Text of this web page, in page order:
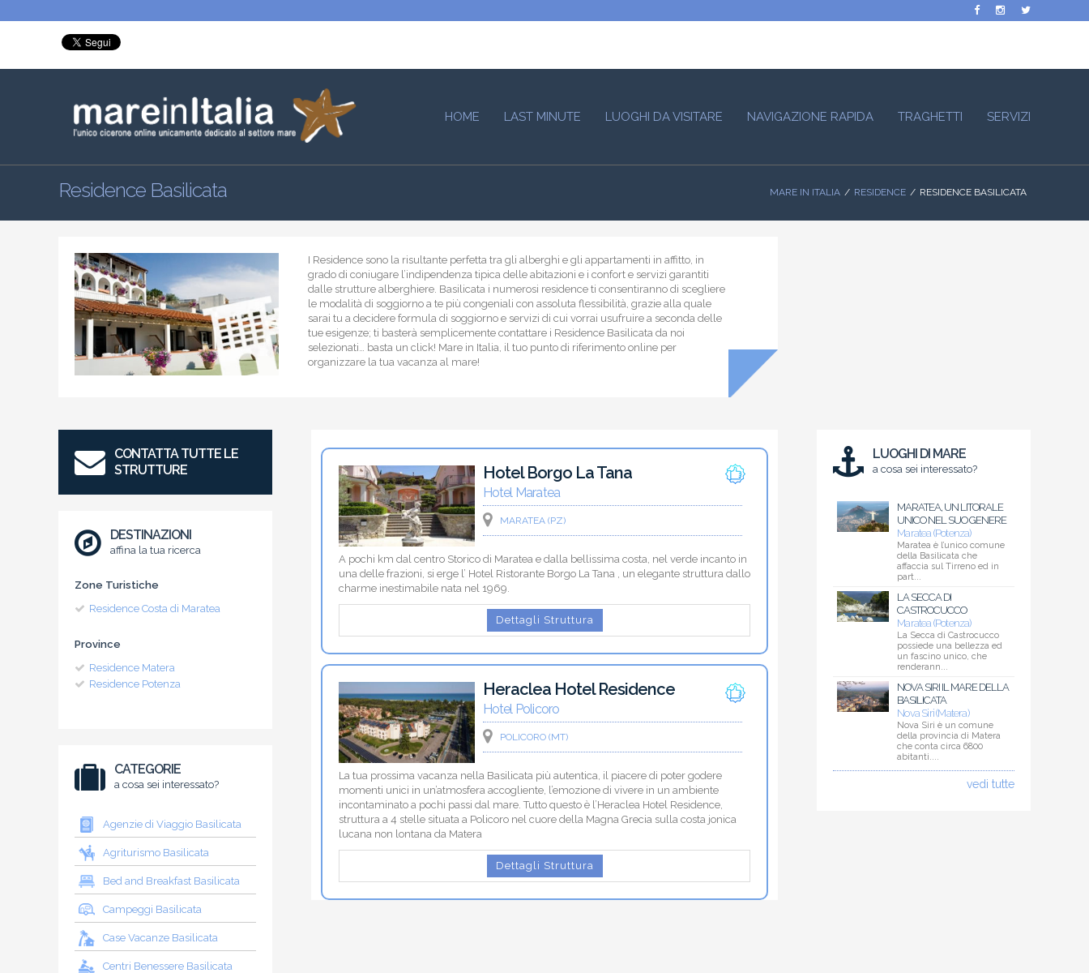
HOME LAST MINUTE LUOGHI DA VISITARE NAVIGAZIONE RAPIDA TRAGHETTI SERVIZI
Residence Basilicata MARE IN ITALIA RESIDENCE RESIDENCE BASILICATA
I Residence sono la risultante perfetta tra gli alberghi e gli appartamenti in affitto, in
grado di coniugare l’indipendenza tipica delle abitazioni e i confort e servizi garantiti
dalle strutture alberghiere. Basilicata i numerosi residence ti consentiranno di scegliere
le modalità di soggiorno a te più congeniali con assoluta flessibilità, grazie alla quale
sarai tu a decidere formula di soggiorno e servizi di cui vorrai usufruire a seconda delle
tue esigenze; ti basterà semplicemente contattare i Residence Basilicata da noi
selezionati… basta un click! Mare in Italia, il tuo punto di riferimento online per
organizzare la tua vacanza al mare!
CONTATTA TUTTE LE
STRUTTURE
DESTINAZIONI
affina la tua ricerca
Zone Turistiche
Residence Costa di Maratea
Province
Residence Matera
Residence Potenza
CATEGORIE
a cosa sei interessato?
Agenzie di Viaggio Basilicata
Agriturismo Basilicata
Bed and Breakfast Basilicata
Campeggi Basilicata
Case Vacanze Basilicata
Centri Benessere Basilicata
Hotel Borgo La Tana
Hotel Maratea
MARATEA (PZ)
A pochi km dal centro Storico di Maratea e dalla bellissima costa, nel verde incanto in
una delle frazioni, si erge l’ Hotel Ristorante Borgo La Tana , un elegante struttura dallo
charme inestimabile nata nel 1969.
Dettagli Struttura
Heraclea Hotel Residence
Hotel Policoro
POLICORO (MT)
La tua prossima vacanza nella Basilicata più autentica, il piacere di poter godere
momenti unici in un’atmosfera accogliente, l’emozione di vivere in un ambiente
incontaminato a pochi passi dal mare. Tutto questo è l’Heraclea Hotel Residence,
struttura a 4 stelle situata a Policoro nel cuore della Magna Grecia sulla costa jonica
lucana non lontana da Matera
Dettagli Struttura
LUOGHI DI MARE
a cosa sei interessato?
MARATEA, UN LITORALE
UNICO NEL SUO GENERE
Maratea (Potenza)
Maratea è l’unico comune
della Basilicata che
affaccia sul Tirreno ed in
part...
LA SECCA DI
CASTROCUCCO
Maratea (Potenza)
La Secca di Castrocucco
possiede una bellezza ed
un fascino unico, che
renderann...
NOVA SIRI IL MARE DELLA
BASILICATA
Nova Siri (Matera)
Nova Siri è un comune
della provincia di Matera
che conta circa 6800
abitanti....
vedi tutte